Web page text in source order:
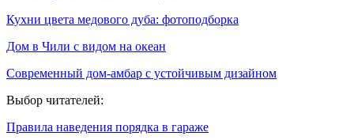
Кухни цвета медового дуба: фотоподборка
Дом в Чили с видом на океан
Современный дом-амбар с устойчивым дизайном
Выбор читателей:
Правила наведения порядка в гараже